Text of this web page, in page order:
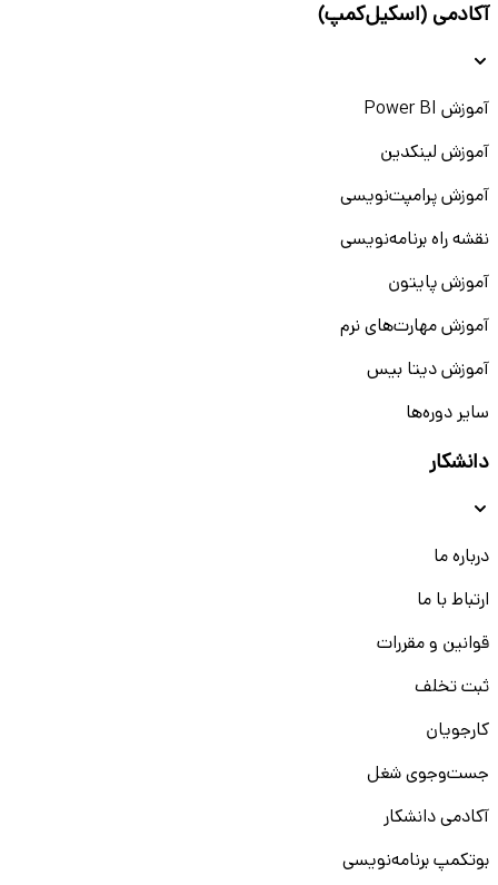
آکادمی (اسکیل‌کمپ)
آموزش Power BI
آموزش لینکدین
آموزش پرامپت‌نویسی
نقشه راه برنامه‌نویسی
آموزش پایتون
آموزش مهارت‌های نرم
آموزش دیتا بیس
سایر دوره‌ها
دانشکار
درباره ما
ارتباط با ما
قوانین و مقررات
ثبت تخلف
کارجویان
جست‌و‌جوی شغل
آکادمی دانشکار
بوتکمپ برنامه‌نویسی